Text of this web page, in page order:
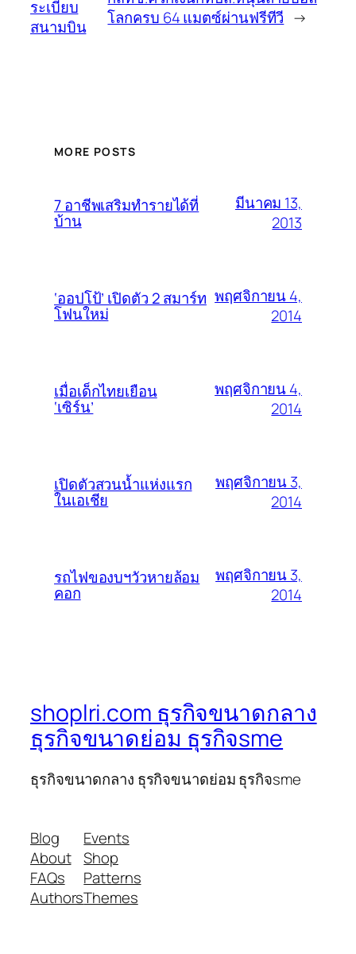
ระเบียบ
สนามบิน
โลกครบ 64 แมตซ์ผ่านฟรีทีวี →
MORE POSTS
7 อาชีพเสริมทำรายได้ที่
บ้าน
มีนาคม 13,
2013
‘ออปโป้’ เปิดตัว 2 สมาร์ท
โฟนใหม่
พฤศจิกายน 4,
2014
เมื่อเด็กไทยเยือน
‘เซิร์น’
พฤศจิกายน 4,
2014
เปิดตัวสวนน้ำแห่งแรก
ในเอเชีย
พฤศจิกายน 3,
2014
รถไฟของบฯวัวหายล้อม
คอก
พฤศจิกายน 3,
2014
shoplri.com ธุรกิจขนาดกลาง
ธุรกิจขนาดย่อม ธุรกิจsme
ธุรกิจขนาดกลาง ธุรกิจขนาดย่อม ธุรกิจsme
Blog
About
FAQs
Authors
Events
Shop
Patterns
Themes